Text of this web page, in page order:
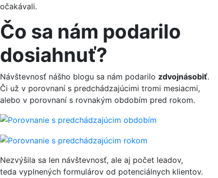
očakávali.
Čo sa nám podarilo
dosiahnuť?
Návštevnosť nášho blogu sa nám podarilo zdvojnásobiť.
Či už v porovnaní s predchádzajúcimi tromi mesiacmi,
alebo v porovnaní s rovnakým obdobím pred rokom.
Nezvýšila sa len návštevnosť, ale aj počet leadov,
teda vyplnených formulárov od potenciálnych klientov.